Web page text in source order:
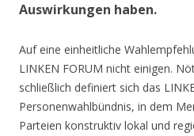
Auswirkungen haben.
Auf eine einheitliche
LINKEN FORUM nicht einigen.
schließlich definiert sich das
Personenwahlbündnis, in dem
Parteien konstruktiv lokal und